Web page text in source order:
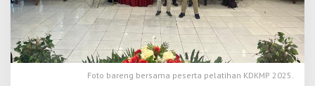
i
K
n
c
i
:
Foto bareng bersama peserta pelatihan KDKMP 2025.